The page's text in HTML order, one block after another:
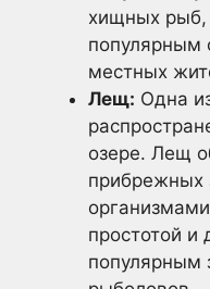
хищных рыб,
популярным
местных
Лещ: Одна
озере. Лещ
прибрежных
простотой и
популярным